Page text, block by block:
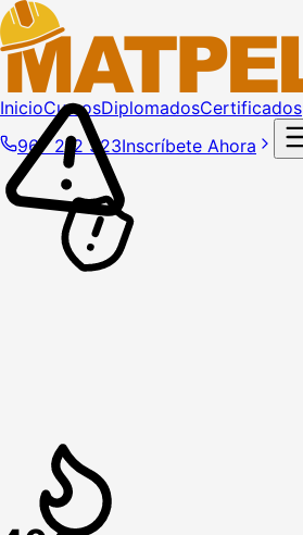
InicioCursosDiplomadosCertificados
967 212 323Inscríbete Ahora